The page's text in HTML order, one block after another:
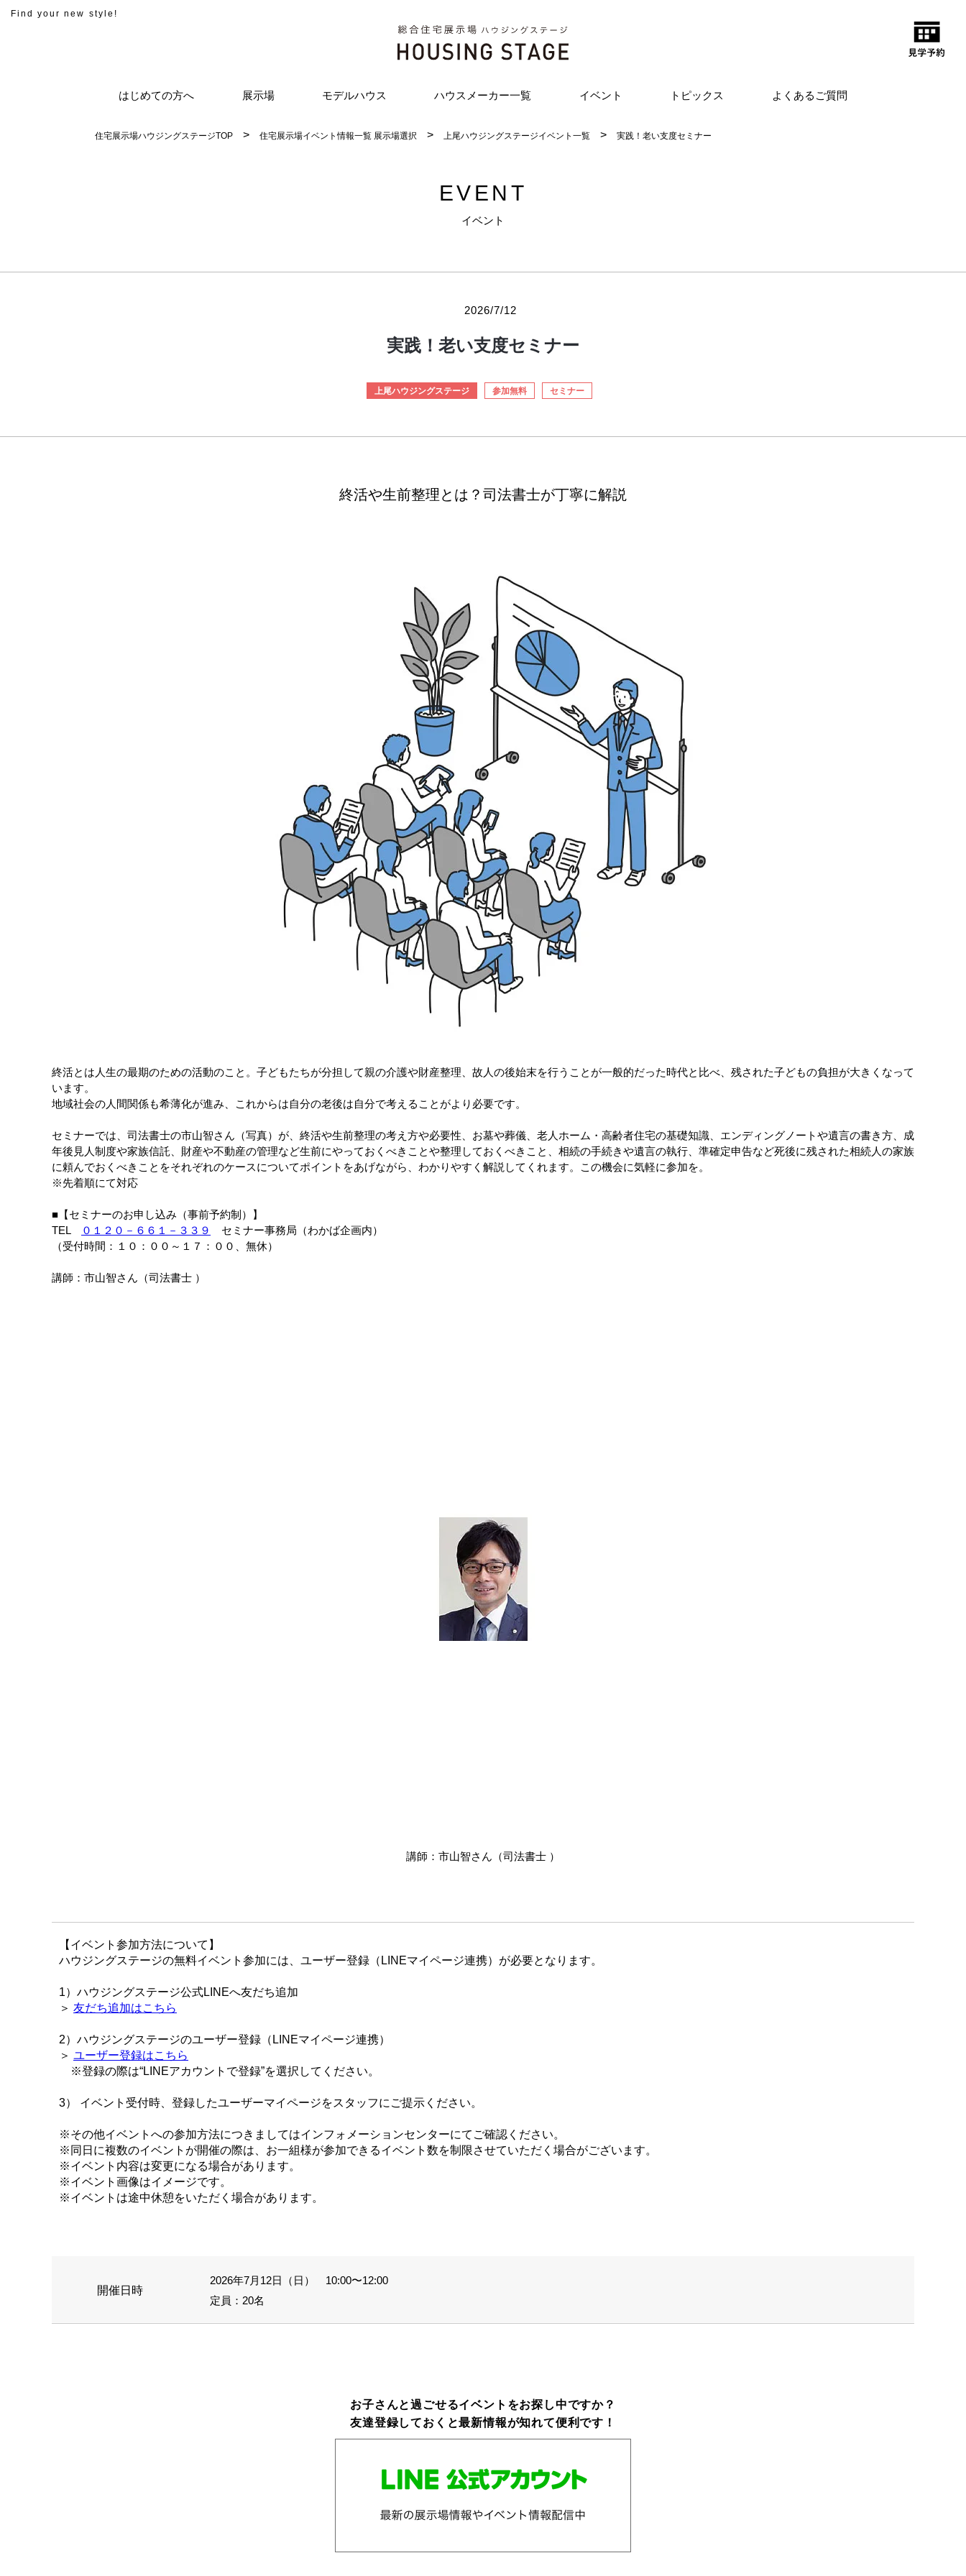
Find your new style!
はじめての方へ 展示場 モデルハウス ハウスメーカー一覧 イベント トピックス よくあるご質問
住宅展示場ハウジングステージTOP 住宅展示場イベント情報一覧 展示場選択 上尾ハウジングステージイベント一覧 実践！老い支度セミナー
EVENT
イベント
2026/7/12
実践！老い支度セミナー
上尾ハウジングステージ 参加無料 セミナー
終活や生前整理とは？司法書士が丁寧に解説
終活とは人生の最期のための活動のこと。子どもたちが分担して親の介護や財産整理、故人の後始末を行うことが一般的だった時代と比べ、残された子どもの負担が大きくなって
います。
地域社会の人間関係も希薄化が進み、これからは自分の老後は自分で考えることがより必要です。
セミナーでは、司法書士の市山智さん（写真）が、終活や生前整理の考え方や必要性、お墓や葬儀、老人ホーム・高齢者住宅の基礎知識、エンディングノートや遺言の書き方、成
年後見人制度や家族信託、財産や不動産の管理など生前にやっておくべきことや整理しておくべきこと、相続の手続きや遺言の執行、準確定申告など死後に残された相続人の家族
に頼んでおくべきことをそれぞれのケースについてポイントをあげながら、わかりやすく解説してくれます。この機会に気軽に参加を。
※先着順にて対応
■【セミナーのお申し込み（事前予約制）】
TEL
０１２０－６６１－３３９
セミナー事務局（わかば企画内）
（受付時間：１０：００～１７：００、無休）
講師：市山智さん（司法書士 ）
講師：市山智さん（司法書士 ）
【イベント参加方法について】
ハウジングステージの無料イベント参加には、ユーザー登録（LINEマイページ連携）が必要となります。
1）ハウジングステージ公式LINEへ友だち追加
＞ 友だち追加はこちら
2）ハウジングステージのユーザー登録（LINEマイページ連携）
＞ ユーザー登録はこちら
※登録の際は“LINEアカウントで登録”を選択してください。
3） イベント受付時、登録したユーザーマイページをスタッフにご提示ください。
※その他イベントへの参加方法につきましてはインフォメーションセンターにてご確認ください。
※同日に複数のイベントが開催の際は、お一組様が参加できるイベント数を制限させていただく場合がございます。
※イベント内容は変更になる場合があります。
※イベント画像はイメージです。
※イベントは途中休憩をいただく場合があります。
開催日時
2026年7月12日（日） 10:00〜12:00
定員：20名
お子さんと過ごせるイベントをお探し中ですか？
友達登録しておくと最新情報が知れて便利です！